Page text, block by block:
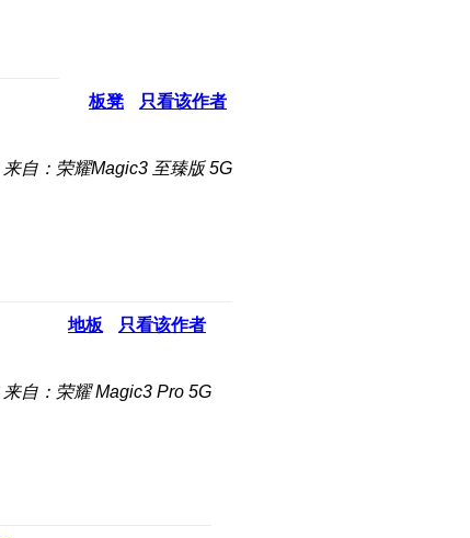
板凳 只看该作者
来自：荣耀Magic3 至臻版 5G
地板 只看该作者
来自：荣耀 Magic3 Pro 5G